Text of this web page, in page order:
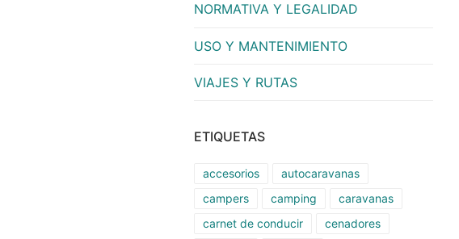
NORMATIVA Y LEGALIDAD
USO Y MANTENIMIENTO
VIAJES Y RUTAS
ETIQUETAS
accesorios
autocaravanas
campers
camping
caravanas
carnet de conducir
cenadores